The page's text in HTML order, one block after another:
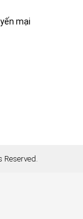
mại
Reserved.